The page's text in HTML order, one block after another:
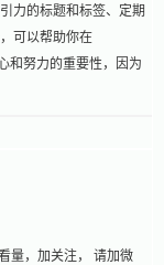
力的标题和标签、定期
可以帮助你在
和努力的重要性，因为
量，加关注， 请加微